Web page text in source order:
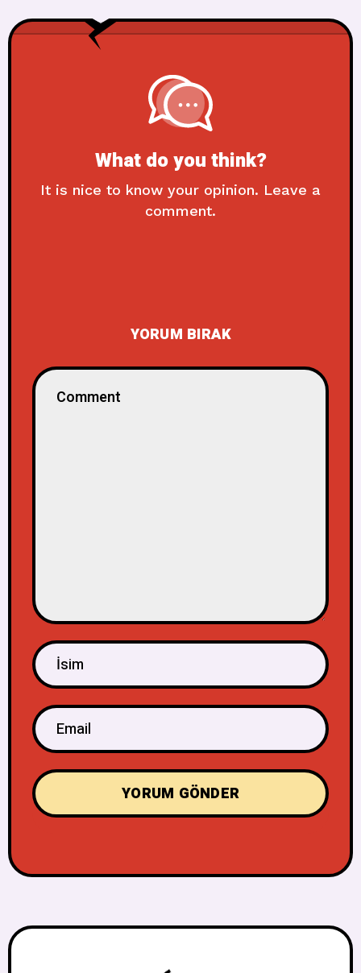
What do you think?
It is nice to know your opinion. Leave a
comment.
YORUM BIRAK